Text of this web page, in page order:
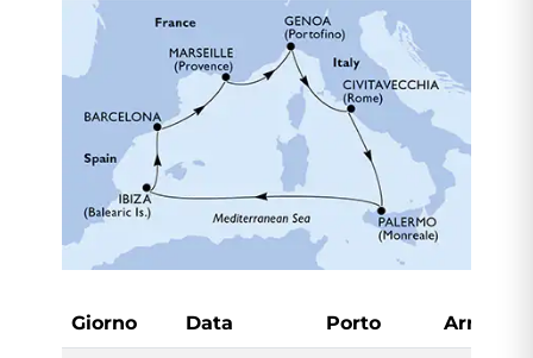
Giorno Data Porto Arrivo